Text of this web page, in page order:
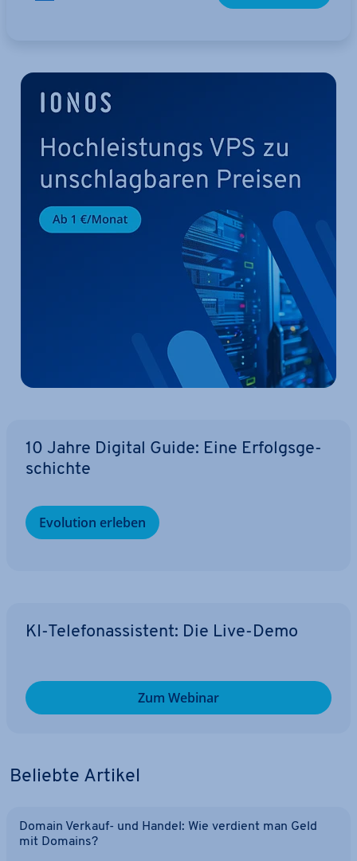
10 Jahre Digital Guide: Eine Er­folgs­ge­
schich­te
Evolution erleben
KI-Te­le­fon­as­sis­tent: Die Live-Demo
Zum Webinar
Beliebte Artikel
Domain Verkauf- und Handel: Wie verdient man Geld
mit Domains?